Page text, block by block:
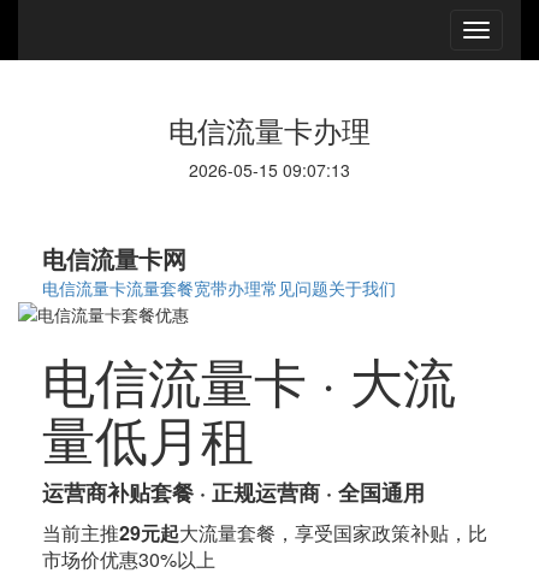
电信流量卡办理
2026-05-15 09:07:13
电信流量卡网
电信流量卡流量套餐宽带办理常见问题关于我们
电信流量卡 · 大流
量低月租
运营商补贴套餐 · 正规运营商 · 全国通用
当前主推29元起大流量套餐，享受国家政策补贴，比
市场价优惠30%以上